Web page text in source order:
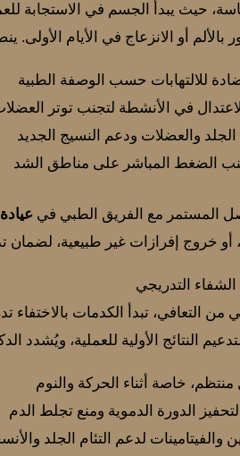
حيث يبدأ الجسم في الاستجابة
أو الانزعاج في الأيام
للالتهابات حسب الوصفة الطبية
في الأنشطة لتجنب توتر
والعضلات ودعم النسيج الجديد
الضغط المباشر على مناطق الشد
المستمر مع الفريق الطبي في
أو خروج إفرازات غير طبيعية،
الشفاء التدريجي
التعافي، تبدأ الكدمات بالاختفاء
النتائج الأولية للعملية، ويُشدد
خاصة أثناء الحركة والنوم
الدورة الدموية ومنع تجلط الدم
والفيتامينات لدعم التئام الجلد